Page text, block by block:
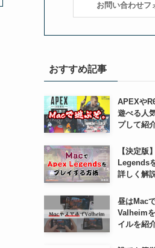
お問い合わせフ
おすすめ記事
APEXや
遊べる人
プして紹
【決定版
Legends
詳しく解
昼はMac
Valheim
イルを紹